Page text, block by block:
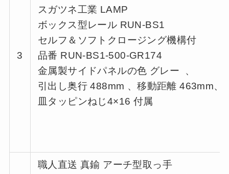
3
スガツネ工業 LAMP
ボックス型レール RUN-BS1
セルフ＆ソフトクロージング機構付
品番 RUN-BS1-500-GR174
金属製サイドパネルの色 グレー 、
引出し奥行 488mm 、移動距離 463mm、
皿タッピンねじ4×16 付属
職人直送 真鍮 アーチ型取っ手